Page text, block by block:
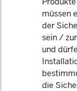
müssen
der
sein /
und
die